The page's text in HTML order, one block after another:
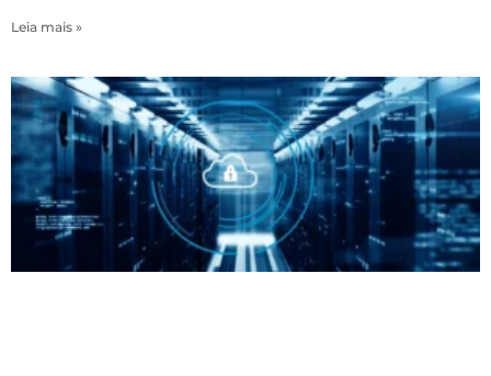
Leia mais »